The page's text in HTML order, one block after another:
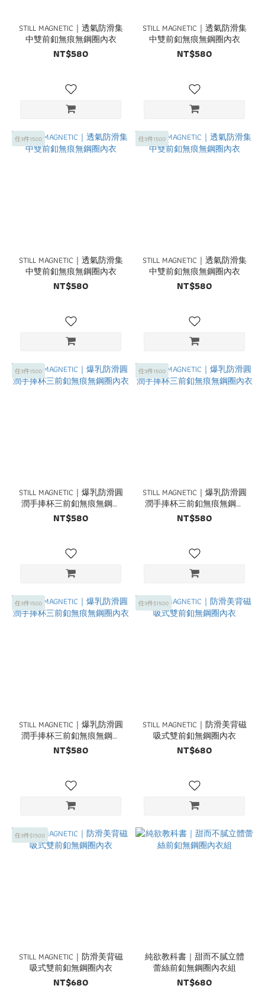
STILL MAGNETIC｜透氣防滑集
中雙前釦無痕無鋼圈內衣
NT$580
STILL MAGNETIC｜透氣防滑集
中雙前釦無痕無鋼圈內衣
NT$580
任3件1500
STILL MAGNETIC｜透氣防滑集
中雙前釦無痕無鋼圈內衣
NT$580
任3件1500
STILL MAGNETIC｜透氣防滑集
中雙前釦無痕無鋼圈內衣
NT$580
任3件1500
STILL MAGNETIC｜爆乳防滑圓
潤手捧杯三前釦無痕無鋼圈
內衣
NT$580
任3件1500
STILL MAGNETIC｜爆乳防滑圓
潤手捧杯三前釦無痕無鋼圈
內衣
NT$580
任3件1500
STILL MAGNETIC｜爆乳防滑圓
潤手捧杯三前釦無痕無鋼圈
內衣
NT$580
任3件$1500
STILL MAGNETIC｜防滑美背磁
吸式雙前釦無鋼圈內衣
NT$680
任3件$1500
STILL MAGNETIC｜防滑美背磁
吸式雙前釦無鋼圈內衣
NT$680
純欲教科書｜甜而不膩立體
蕾絲前釦無鋼圈內衣組
NT$680